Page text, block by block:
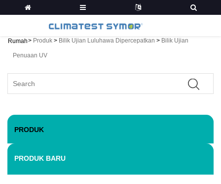
Rumah> Produk > Bilik Ujian Luluhawa Dipercepatkan > Bilik Ujian
Penuaan UV
PRODUK
PRODUK BARU